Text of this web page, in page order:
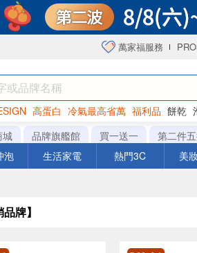
萬家福服務
高蛋白 冷氣最高省萬 福利品 餅乾
海苔
城 品牌旗艦館 買一送一 第二件
泡 生活家電 熱門3C 美
品牌】